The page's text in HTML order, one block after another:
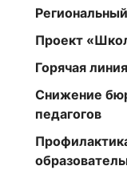
Проект
Горячая линия
Снижение
педагогов